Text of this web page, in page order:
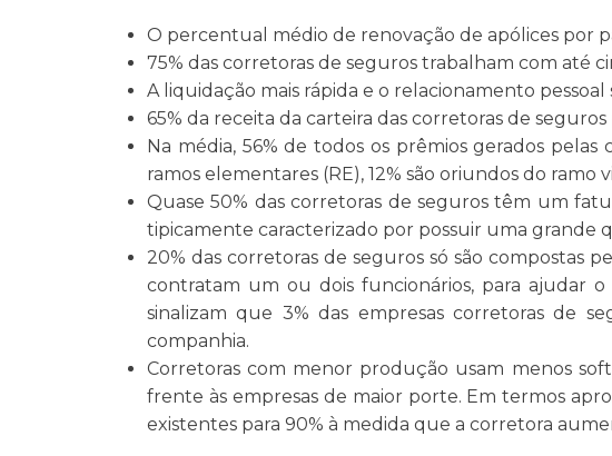
O percentual médio de renovação de apólices por
75% das corretoras de seguros trabalham com até
A liquidação mais rápida e o relacionamento
65% da receita da carteira das corretoras de
Na média, 56% de todos os prêmios gerados
ramos elementares (RE), 12% são oriundos do ramo
Quase 50% das corretoras de seguros têm um
tipicamente caracterizado por possuir uma grande
20% das corretoras de seguros só são compostas
contratam um ou dois funcionários, para ajudar
sinalizam que 3% das empresas corretoras de
companhia.
Corretoras com menor produção usam menos
frente às empresas de maior porte. Em termos
existentes para 90% à medida que a corretora